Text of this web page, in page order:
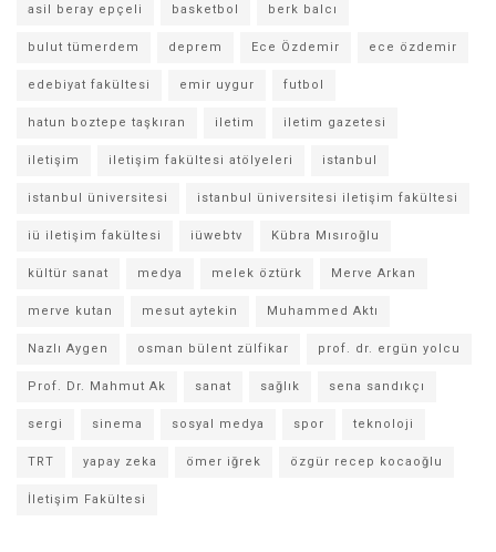
asil beray epçeli basketbol berk balcı
bulut tümerdem deprem Ece Özdemir ece özdemir
edebiyat fakültesi emir uygur futbol
hatun boztepe taşkıran iletim iletim gazetesi
iletişim iletişim fakültesi atölyeleri istanbul
istanbul üniversitesi istanbul üniversitesi iletişim fakültesi
iü iletişim fakültesi iüwebtv Kübra Mısıroğlu
kültür sanat medya melek öztürk Merve Arkan
merve kutan mesut aytekin Muhammed Aktı
Nazlı Aygen osman bülent zülfikar prof. dr. ergün yolcu
Prof. Dr. Mahmut Ak sanat sağlık sena sandıkçı
sergi sinema sosyal medya spor teknoloji
TRT yapay zeka ömer iğrek özgür recep kocaoğlu
İletişim Fakültesi